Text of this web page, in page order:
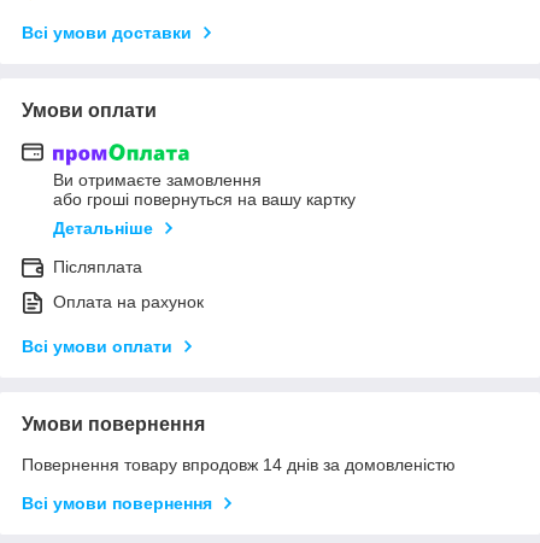
Всі умови доставки
Умови оплати
Ви отримаєте замовлення
або гроші повернуться на вашу картку
Детальніше
Післяплата
Оплата на рахунок
Всі умови оплати
Умови повернення
Повернення товару впродовж 14 днів за домовленістю
Всі умови повернення